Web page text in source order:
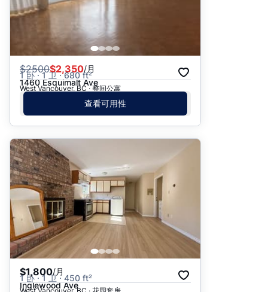
$2500$2,350/月
1 卧 · 1 卫 · 680 ft²
1460 Esquimalt Ave
West Vancouver, BC · 整间公寓
查看可用性
$1,800/月
1 卧 · 1 卫 · 450 ft²
Inglewood Ave